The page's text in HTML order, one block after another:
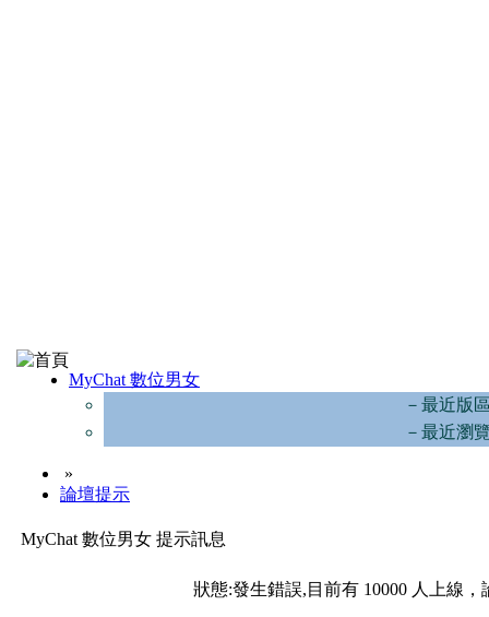
MyChat 數位男女
－最近版
－最近瀏
»
論壇提示
MyChat 數位男女 提示訊息
狀態:發生錯誤,目前有 10000 人上線